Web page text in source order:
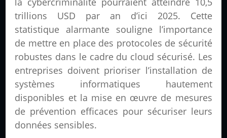
trillions USD par an d’ici 2025. Cette
statistique alarmante souligne l’importance
de mettre en place des protocoles de sécurité
robustes dans le cadre du cloud sécurisé. Les
entreprises doivent prioriser l’installation de
systèmes informatiques hautement
disponibles et la mise en œuvre de mesures
de prévention efficaces pour sécuriser leurs
données sensibles.